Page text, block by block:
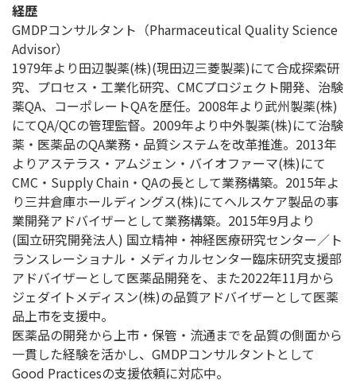
経歴
GMDPコンサルタント（Pharmaceutical Quality Science
Advisor）
1979年より田辺製薬(株)(現田辺三菱製薬)にて合成探索研
究、プロセス・工業化研究、CMCプロジェクト開発、治験
薬QA、コーポレートQAを歴任。2008年より武州製薬(株)
にてQA/QCの管理監督。2009年より中外製薬(株)にて治験
薬・医薬品のQA業務・品質システムを改革推進。2013年
よりアステラス・アムジェン・バイオファーマ(株)にて
CMC・Supply Chain・QAの長として業務構築。2015年よ
り三井倉庫ホールディングス(株)にてヘルスケア製品の事
業開発アドバイザーとして業務構築。2015年9月より
(国立研究開発法人) 国立精神・神経医療研究センター／ト
ランスレーショナル・メディカルセンター臨床研究支援部
アドバイザーとして医薬品開発を、また2022年11月から
ジェダイトメディスン(株)の品質アドバイザーとして医薬
品上市を支援中。
医薬品の開発から上市・保管・流通までを品質の側面から
一貫した経験を活かし、GMDPコンサルタントとして
Good Practicesの支援依頼に対応中。